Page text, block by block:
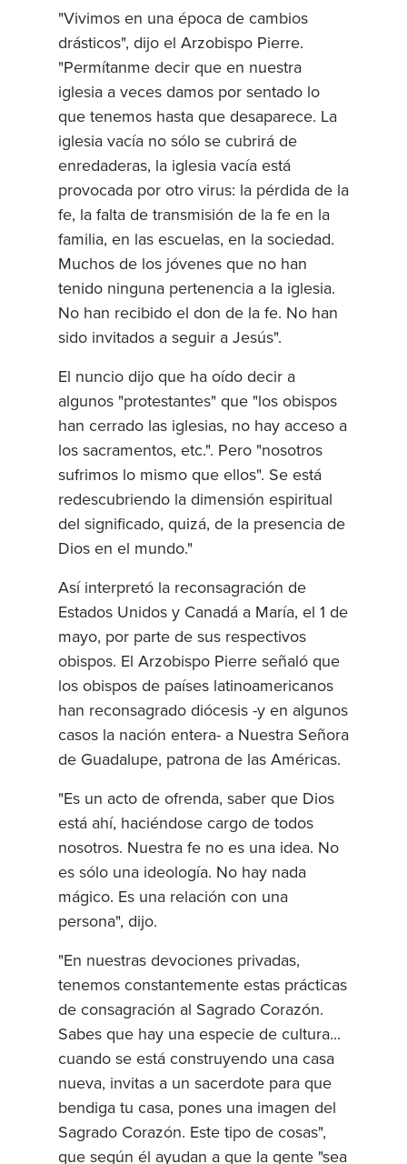
"Vivimos en una época de cambios
drásticos", dijo el Arzobispo Pierre.
"Permítanme decir que en nuestra
iglesia a veces damos por sentado lo
que tenemos hasta que desaparece. La
iglesia vacía no sólo se cubrirá de
enredaderas, la iglesia vacía está
provocada por otro virus: la pérdida de la
fe, la falta de transmisión de la fe en la
familia, en las escuelas, en la sociedad.
Muchos de los jóvenes que no han
tenido ninguna pertenencia a la iglesia.
No han recibido el don de la fe. No han
sido invitados a seguir a Jesús".
El nuncio dijo que ha oído decir a
algunos "protestantes" que "los obispos
han cerrado las iglesias, no hay acceso a
los sacramentos, etc.". Pero "nosotros
sufrimos lo mismo que ellos". Se está
redescubriendo la dimensión espiritual
del significado, quizá, de la presencia de
Dios en el mundo."
Así interpretó la reconsagración de
Estados Unidos y Canadá a María, el 1 de
mayo, por parte de sus respectivos
obispos. El Arzobispo Pierre señaló que
los obispos de países latinoamericanos
han reconsagrado diócesis -y en algunos
casos la nación entera- a Nuestra Señora
de Guadalupe, patrona de las Américas.
"Es un acto de ofrenda, saber que Dios
está ahí, haciéndose cargo de todos
nosotros. Nuestra fe no es una idea. No
es sólo una ideología. No hay nada
mágico. Es una relación con una
persona", dijo.
"En nuestras devociones privadas,
tenemos constantemente estas prácticas
de consagración al Sagrado Corazón.
Sabes que hay una especie de cultura...
cuando se está construyendo una casa
nueva, invitas a un sacerdote para que
bendiga tu casa, pones una imagen del
Sagrado Corazón. Este tipo de cosas",
que según él ayudan a que la gente "sea